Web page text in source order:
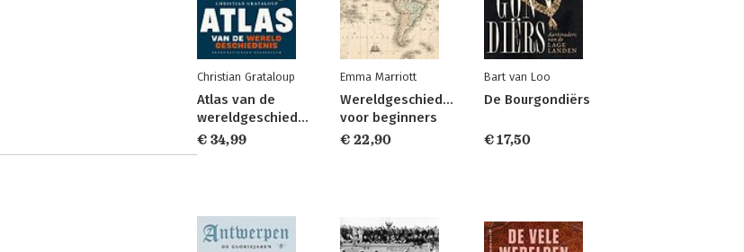
Christian Grataloup
Atlas van de
wereldgeschiedenis
€ 34,99
Emma Marriott
Wereldgeschiedenis
voor beginners
€ 22,90
Bart van Loo
De Bourgondiërs
€ 17,50